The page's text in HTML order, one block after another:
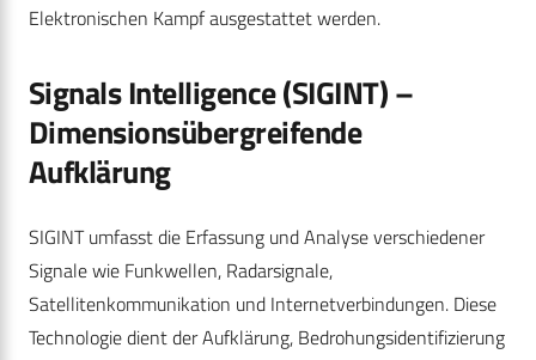
Elektronischen Kampf ausgestattet werden.
Signals Intelligence (SIGINT)–
Dimensionsübergreifende
Aufklärung
SIGINT umfasst die Erfassung und Analyse verschiedener
Signale wie Funkwellen, Radarsignale,
Satellitenkommunikation und Internetverbindungen. Diese
Technologie dient der Aufklärung, Bedrohungsidentifizierung